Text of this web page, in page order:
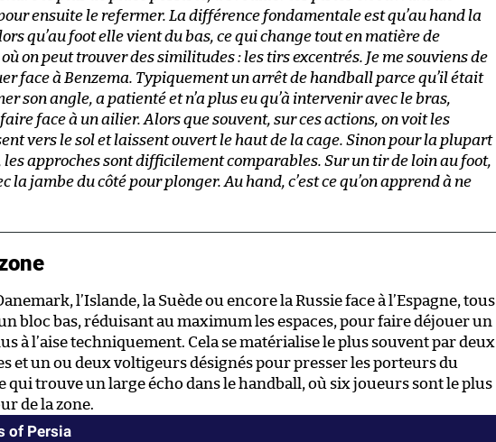
ensuite le refermer. La différence fondamentale est qu’au hand la
qu’au foot elle vient du bas, ce qui change tout en matière de
on peut trouver des similitudes : les tirs excentrés. Je me souviens de
face à Benzema. Typiquement un arrêt de handball parce qu’il était
son angle, a patienté et n’a plus eu qu’à intervenir avec le bras,
face à un ailier. Alors que souvent, sur ces actions, on voit les
vers le sol et laissent ouvert le haut de la cage. Sinon pour la plupart
approches sont difficilement comparables. Sur un tir de loin au foot,
la jambe du côté pour plonger. Au hand, c’est ce qu’on apprend à ne
l’Islande, la Suède ou encore la Russie face à l’Espagne, tous
bloc bas, réduisant au maximum les espaces, pour faire déjouer un
à l’aise techniquement. Cela se matérialise le plus souvent par deux
et un ou deux voltigeurs désignés pour presser les porteurs du
qui trouve un large écho dans le handball, où six joueurs sont le plus
de la zone.
of Persia